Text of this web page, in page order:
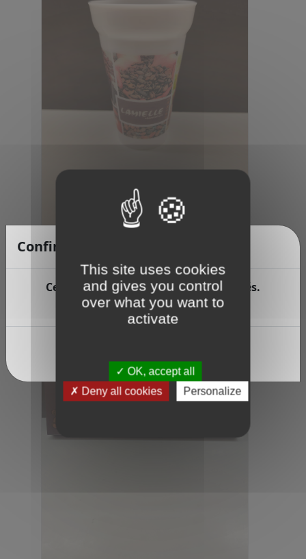
Confirmation d'âge
Ce site contient des produits alcoolisés.
Avez-vous plus de 18 ans ?
This site uses cookies
and gives you control
over what you want to
activate
OK, accept all
Deny all cookies
Personalize